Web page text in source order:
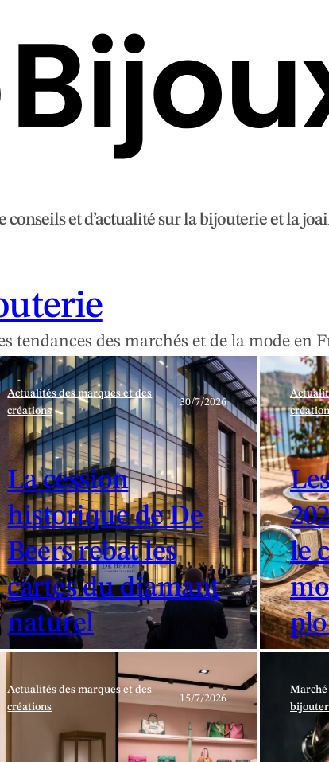
conseils et d’actualité sur la bijouterie et la
tendances des marchés et de la mode en
Actualités des marques et des
créations
30/7/2026
La cession
historique de De
Beers rebat les
cartes du diamant
naturel
le
Actualités des marques et des
créations
15/7/2026
Marché